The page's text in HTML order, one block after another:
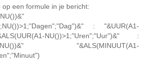
op een formule in je bericht:
: "&UUR(A1-
NU())>1;"Uren";"Uur")&" :
NU())&" "&ALS(MINUUT(A1-